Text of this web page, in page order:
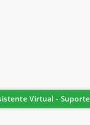
Virtual - Suporte